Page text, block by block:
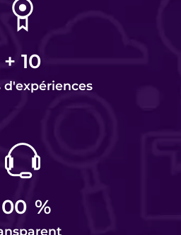
+ 10
d'expériences
%